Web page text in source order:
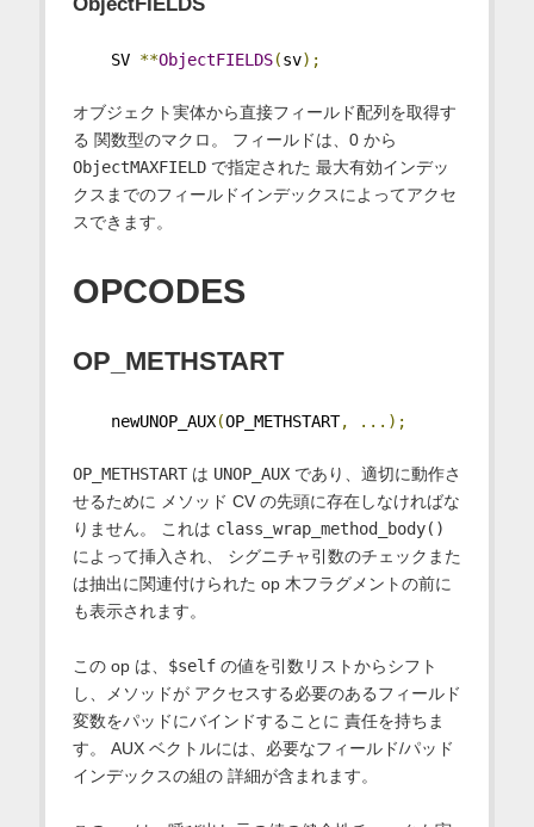
SV **ObjectFIELDS(sv);
オブジェクト実体から直接フィールド配列を取得す
る 関数型のマクロ。 フィールドは、0 から
ObjectMAXFIELDで指定された 最大有効インデッ
クスまでのフィールドインデックスによってアクセ
スできます。
OPCODES
OP_METHSTART
newUNOP_AUX(OP_METHSTART, ...);
OP_METHSTARTは UNOP_AUXであり、適切に動作さ
せるために メソッド CV の先頭に存在しなければな
りません。 これは class_wrap_method_body()
によって挿入され、 シグニチャ引数のチェックまた
は抽出に関連付けられた op 木フラグメントの前に
も表示されます。
この op は、 $selfの値を引数リストからシフト
し、メソッドが アクセスする必要のあるフィールド
変数をパッドにバインドすることに 責任を持ちま
す。 AUX ベクトルには、必要なフィールド/パッド
インデックスの組の 詳細が含まれます。